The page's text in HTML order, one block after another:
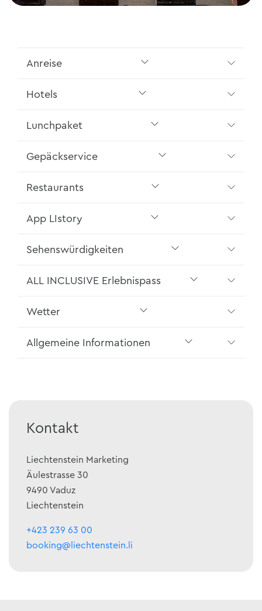
Anreise
Hotels
Lunchpaket
Gepäckservice
Restaurants
App LIstory
Sehenswürdigkeiten
ALL INCLUSIVE Erlebnispass
Wetter
Allgemeine Informationen
Kontakt
Liechtenstein Marketing
Äulestrasse 30
9490 Vaduz
Liechtenstein
+423 239 63 00
booking@liechtenstein.li